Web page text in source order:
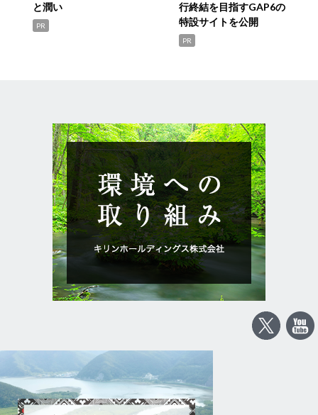
と潤い
PR
行終結を目指すGAP6の
特設サイトを公開
PR